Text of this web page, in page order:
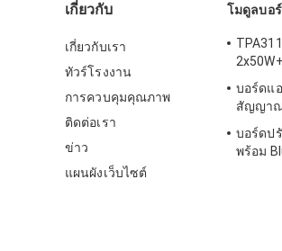
เกี่ยวกับ
เกี่ยวกับเรา
ทัวร์โรงงาน
การควบคุมคุณภาพ
ติดต่อเรา
ข่าว
แผนผังเว็บไซต์
โมดูลบอร์
บอร์ดแ
สัญญาณ
บอร์ดป
พร้อม